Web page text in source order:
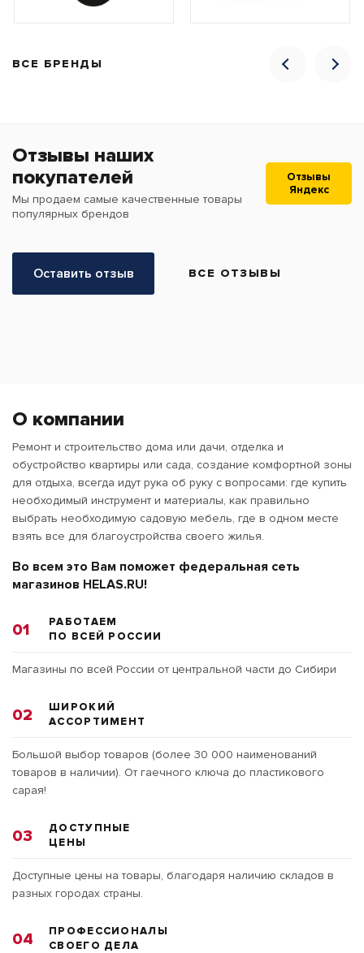
ВСЕ БРЕНДЫ
Отзывы наших
покупателей
Мы продаем самые качественные товары
популярных брендов
Отзывы
Яндекс
Оставить отзыв ВСЕ ОТЗЫВЫ
01
РАБОТАЕМ
ПО ВСЕЙ РОССИИ
Магазины по всей России от центральной части до Сибири
02
ШИРОКИЙ
АССОРТИМЕНТ
Большой выбор товаров (более 30 000 наименований
товаров в наличии). От гаечного ключа до пластикового
сарая!
03
ДОСТУПНЫЕ
ЦЕНЫ
Доступные цены на товары, благодаря наличию складов в
разных городах страны.
04
ПРОФЕССИОНАЛЫ
СВОЕГО ДЕЛА
О компании
Ремонт и строительство дома или дачи, отделка и
обустройство квартиры или сада, создание комфортной зоны
для отдыха, всегда идут рука об руку с вопросами: где купить
необходимый инструмент и материалы, как правильно
выбрать необходимую садовую мебель, где в одном месте
взять все для благоустройства своего жилья.
Во всем это Вам поможет федеральная сеть
магазинов HELAS.RU!